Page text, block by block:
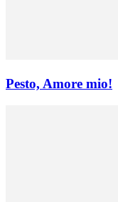
Pesto, Amore mio!